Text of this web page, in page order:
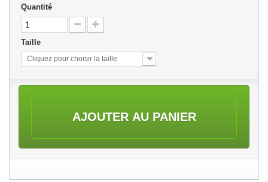
Quantité
Taille
Cliquez pour choisir la taille
AJOUTER AU PANIER